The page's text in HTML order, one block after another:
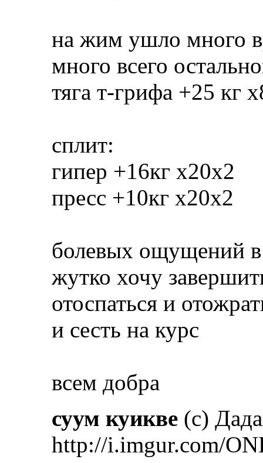
на жим ушло много
много всего
тяга т-грифа +25 кг
сплит:
гипер +16кг х20х2
пресс +10кг х20х2
болевых ощущений в
жутко хочу
отоспаться и
и сесть на курс
всем добра
суум куикве (с)
http://i.imgur.com/